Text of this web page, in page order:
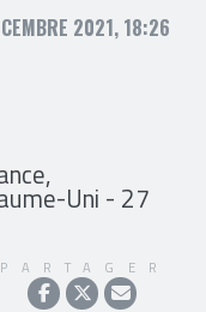
2021, 18:26
Uni - 27
PARTAGER